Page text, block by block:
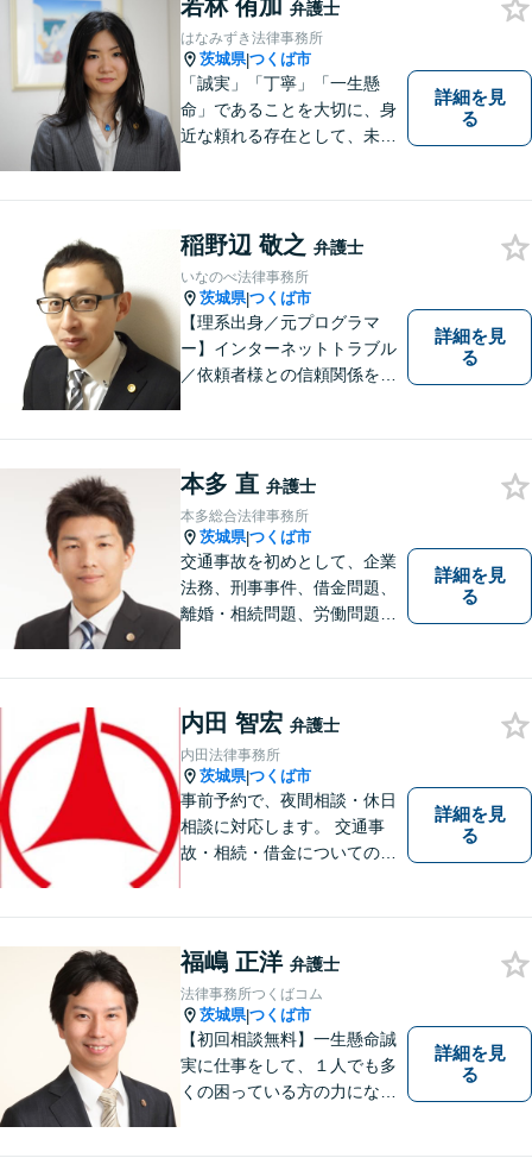
若林 侑加 弁護士
はなみずき法律事務所
茨城県|つくば市
「誠実」「丁寧」「一生懸
命」であることを大切に、身
近な頼れる存在として、未来
詳細を見
る
稲野辺 敬之 弁護士
いなのべ法律事務所
茨城県|つくば市
【理系出身／元プログラマ
ー】インターネットトラブル
／依頼者様との信頼関係を第
詳細を見
る
本多 直 弁護士
本多総合法律事務所
茨城県|つくば市
交通事故を初めとして、企業
法務、刑事事件、借金問題、
離婚・相続問題、労働問題そ
実・迅速・丁寧な事件処理を
心掛けています。
詳細を見
る
内田 智宏 弁護士
内田法律事務所
茨城県|つくば市
事前予約で、夜間相談・休日
相談に対応します。 交通事
故・相続・借金についてのご
詳細を見
る
福嶋 正洋 弁護士
法律事務所つくばコム
茨城県|つくば市
【初回相談無料】一生懸命誠
実に仕事をして、１人でも多
くの困っている方の力にな
詳細を見
る